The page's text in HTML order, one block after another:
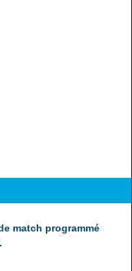
match programmé